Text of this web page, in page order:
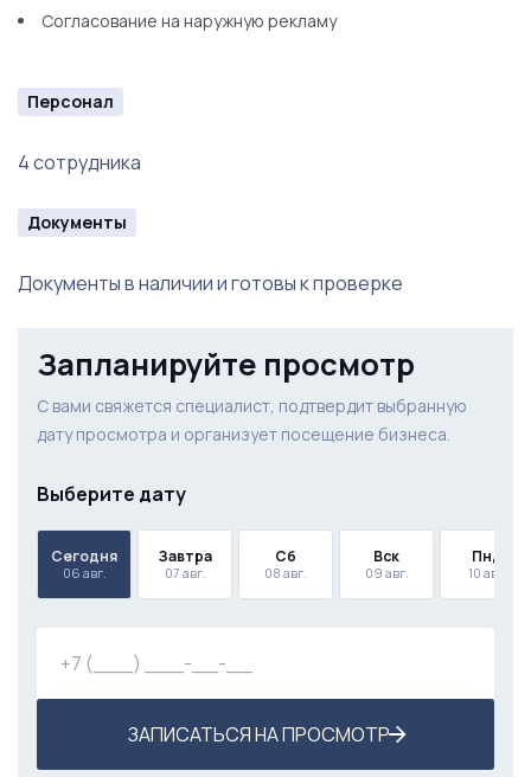
Столы
Диваны
Зеркала
Предметы интерьера
Наружная реклама
Согласование на наружную рекламу
Персонал
4 сотрудника
Документы
Документы в наличии и готовы к проверке
Запланируйте просмотр
С вами свяжется специалист, подтвердит выбранную
дату просмотра и организует посещение бизнеса.
Выберите дату
Сегодня
06 авг.
Завтра
07 авг.
Сб
08 авг.
Вск
09 авг.
Пнд
10 авг.
ЗАПИСАТЬСЯ НА ПРОСМОТР